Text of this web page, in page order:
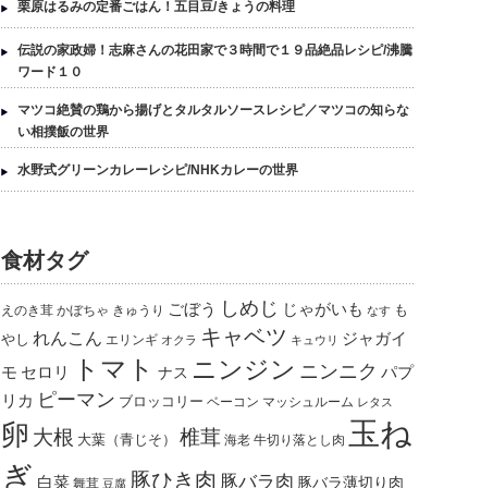
栗原はるみの定番ごはん！五目豆/きょうの料理
伝説の家政婦！志麻さんの花田家で３時間で１９品絶品レシピ/沸騰
ワード１０
マツコ絶賛の鶏から揚げとタルタルソースレシピ／マツコの知らな
い相撲飯の世界
水野式グリーンカレーレシピ/NHKカレーの世界
食材タグ
えのき茸 かぼちゃ きゅうり ごぼう しめじ じゃがいも なす も
やし れんこん エリンギ オクラ キャベツ キュウリ ジャガイ
モ セロリ トマト ナス ニンジン ニンニク パプ
リカ ピーマン ブロッコリー ベーコン マッシュルーム レタス
卵 大根 大葉（青じそ） 椎茸 海老 牛切り落とし肉 玉ね
ぎ 白菜 舞茸 豆腐 豚ひき肉 豚バラ肉 豚バラ薄切り肉